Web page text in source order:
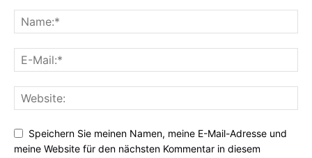
Speichern Sie meinen Namen, meine E-Mail-Adresse und
meine Website für den nächsten Kommentar in diesem